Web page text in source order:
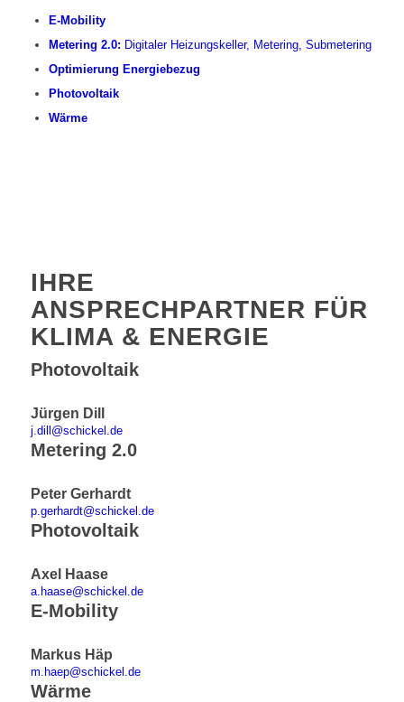
E-Mobility
Metering 2.0: Digitaler Heizungskeller, Metering, Submetering
Optimierung Energiebezug
Photovoltaik
Wärme
IHRE
ANSPRECHPARTNER FÜR
KLIMA & ENERGIE
Photovoltaik
Jürgen Dill
j.dill@schickel.de
Metering 2.0
Peter Gerhardt
p.gerhardt@schickel.de
Photovoltaik
Axel Haase
a.haase@schickel.de
E-Mobility
Markus Häp
m.haep@schickel.de
Wärme